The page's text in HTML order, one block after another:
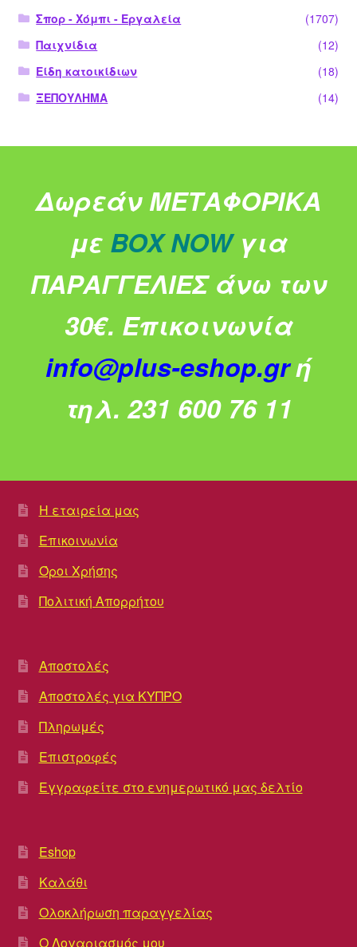
Σπορ - Χόμπι - Εργαλεία
(1707)
Παιχνίδια
(12)
Είδη κατοικίδιων
(18)
ΞΕΠΟΥΛΗΜΑ
(14)
Δωρεάν ΜΕΤΑΦΟΡΙΚΑ
με BOX NOW για
ΠΑΡΑΓΓΕΛΙΕΣ άνω των
30€. Επικοινωνία
info@plus-eshop.grή
τηλ. 231 600 76 11
Η εταιρεία μας
Επικοινωνία
Όροι Χρήσης
Πολιτική Απορρήτου
Αποστολές
Αποστολές για ΚΥΠΡΟ
Πληρωμές
Επιστροφές
Εγγραφείτε στο ενημερωτικό μας δελτίο
Eshop
Καλάθι
Ολοκλήρωση παραγγελίας
Ο Λογαριασμός μου